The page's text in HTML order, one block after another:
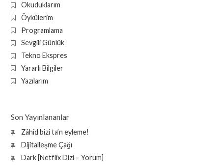
Okuduklarım
Öykülerim
Programlama
Sevgili Günlük
Tekno Ekspres
Yararlı Bilgiler
Yazılarım
Son Yayınlananlar
Zâhid bizi ta’n eyleme!
Dijitalleşme Çağı
Dark [Netflix Dizi – Yorum]